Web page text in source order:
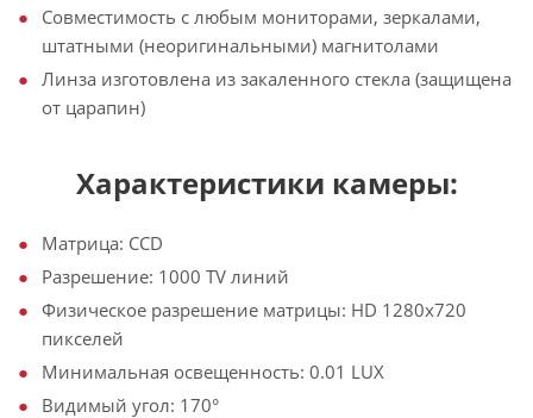
Совместимость с любым мониторами, зеркалами,
штатными (неоригинальными) магнитолами
Линза изготовлена из закаленного стекла (защищена
от царапин)
Характеристики камеры:
Матрица: CCD
Разрешение: 1000 TV линий
Физическое разрешение матрицы: HD 1280х720
пикселей
Минимальная освещенность: 0.01 LUX
Видимый угол: 170°